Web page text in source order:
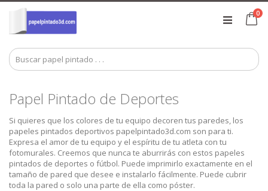
contenido
0
Papel Pintado de Deportes
Si quieres que los colores de tu equipo decoren tus paredes, los
papeles pintados deportivos papelpintado3d.com son para ti.
Expresa el amor de tu equipo y el espíritu de tu atleta con tu
fotomurales. Creemos que nunca te aburrirás con estos papeles
pintados de deportes o fútbol. Puede imprimirlo exactamente en el
tamaño de pared que desee e instalarlo fácilmente. Puede cubrir
toda la pared o solo una parte de ella como póster.